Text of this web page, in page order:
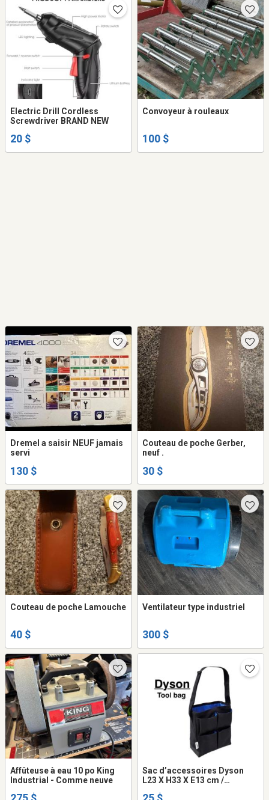
Electric Drill Cordless
Screwdriver BRAND NEW
20 $
Convoyeur à rouleaux
100 $
Dremel a saisir NEUF jamais
servi
130 $
Couteau de poche Gerber,
neuf .
30 $
Couteau de poche Lamouche
40 $
Ventilateur type industriel
300 $
Affûteuse à eau 10 po King
Industrial - Comme neuve
Sac d’accessoires Dyson
L23 X H33 X E13 cm /